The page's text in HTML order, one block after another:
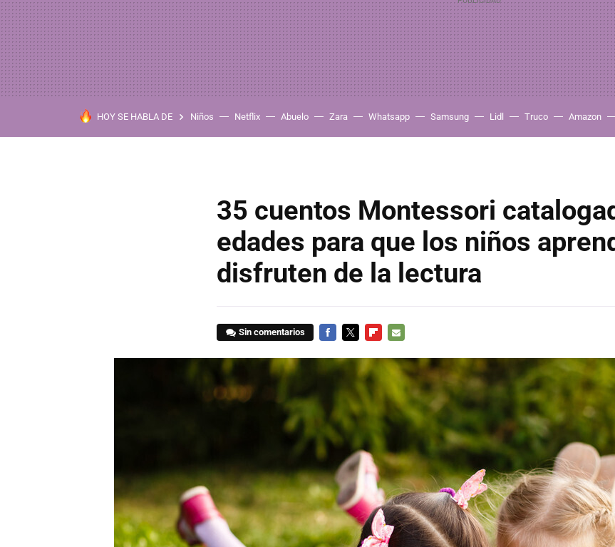
HOY SE HABLA DE Niños Netflix Abuelo Zara Whatsapp Samsung Lidl Truco Amazon
35 cuentos Montessori
edades para que los niños
disfruten de la lectura
Sin comentarios
MAIL